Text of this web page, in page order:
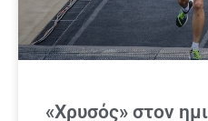
«Χρυσός» στον